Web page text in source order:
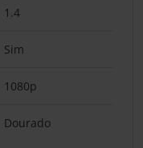
1.4
Sim
1080p
Dourado